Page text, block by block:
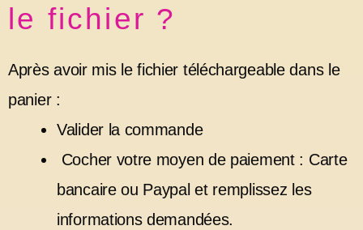
le fichier ?
Après avoir mis le fichier téléchargeable dans le
panier :
Valider la commande
Cocher votre moyen de paiement : Carte
bancaire ou Paypal et remplissez les
informations demandées.